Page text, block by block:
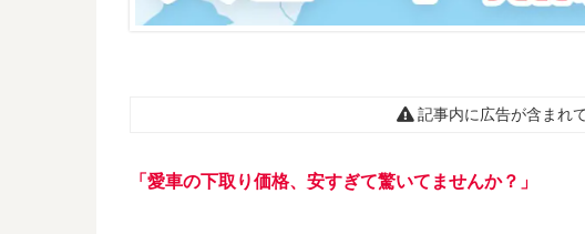
記事内に広告が含まれ
「愛車の下取り価格、安すぎて驚いてませんか？」